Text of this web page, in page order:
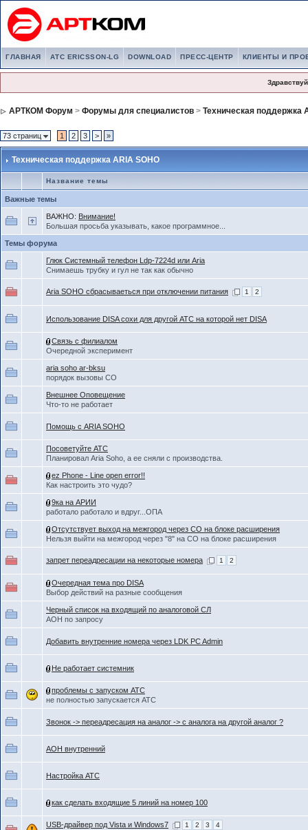
ГЛАВНАЯ АТС ERICSSON-LG DOWNLOAD ПРЕСС-ЦЕНТР КЛИЕНТЫ И
АРТКОМ Форум > Форумы для специалистов > Техническая поддержка
73 страниц 1 2 3 > »
Техническая поддержка ARIA SOHO
Название темы
Важные темы
ВАЖНО: Внимание!
Большая просьба указывать, какое программное...
Темы форума
Глюк Системный телефон Ldp-7224d или Aria
Снимаешь трубку и гул не так как обычно
Aria SOHO сбрасываеться при отключении питания 1 2
Использование DISA сохи для другой АТС на которой нет DISA
Связь с филиалом
Очередной эксперимент
aria soho ar-bksu
порядок вызовы CO
Внешнее Оповещение
Что-то не работает
Помощь с ARIA SOHO
Посоветуйте АТС
Планировал Aria Soho, а ее сняли с производства.
ez Phone - Line open error!!
Как настроить это чудо?
9ка на АРИИ
работало работало и вдруг...ОПА
Отсутствует выход на межгород через СО на блоке расширения
Нельзя выйти на межгород через "8" на СО на блоке расширения
запрет переадресации на некоторые номера 1 2
Очередная тема про DISA
Выбор действий на разные сообщения
Черный список на входящий по аналоговой СЛ
АОН по запросу
Добавить внутренние номера через LDK PC Admin
Не работает системник
проблемы с запуском АТС
не полностью запускается АТС
Звонок -> переадресация на аналог -> с аналога на другой аналог ?
АОН внутренний
Настройка ATC
как сделать входящие 5 линий на номер 100
USB-драйвер под Vista и Windows7 1 2 3 4